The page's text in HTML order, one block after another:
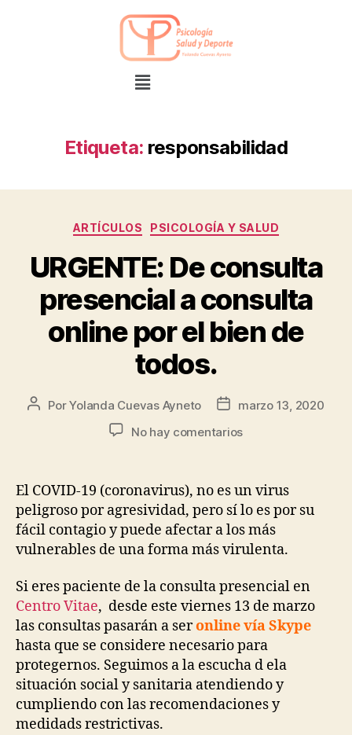
Etiqueta: responsabilidad
ARTÍCULOS PSICOLOGÍA Y SALUD
URGENTE: De consulta
presencial a consulta
online por el bien de
todos.
PorYolanda Cuevas Ayneto
marzo 13, 2020
No hay comentarios
El COVID-19 (coronavirus), no es un virus
peligroso por agresividad, pero sí lo es por su
fácil contagio y puede afectar a los más
vulnerables de una forma más virulenta.
Si eres paciente de la consulta presencial en
Centro Vitae, desde este viernes 13 de marzo
las consultas pasarán a seronline vía Skype
hasta que se considere necesario para
protegernos. Seguimos a la escucha d ela
situación social y sanitaria atendiendo y
cumpliendo con las recomendaciones y
medidads restrictivas.